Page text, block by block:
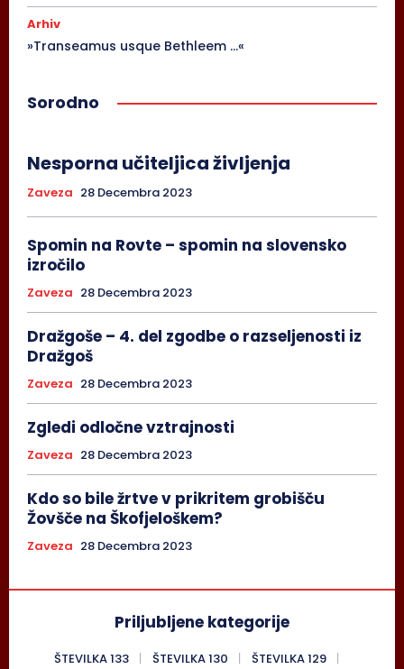
Arhiv
»Transeamus usque Bethleem …«
Sorodno
Nesporna učiteljica življenja
Zaveza 28 Decembra 2023
Spomin na Rovte – spomin na slovensko
izročilo
Zaveza 28 Decembra 2023
Dražgoše – 4. del zgodbe o razseljenosti iz
Dražgoš
Zaveza 28 Decembra 2023
Zgledi odločne vztrajnosti
Zaveza 28 Decembra 2023
Kdo so bile žrtve v prikritem grobišču
Žovšče na Škofjeloškem?
Zaveza 28 Decembra 2023
Priljubljene kategorije
ŠTEVILKA 133 ŠTEVILKA 130
ŠTEVILKA 129